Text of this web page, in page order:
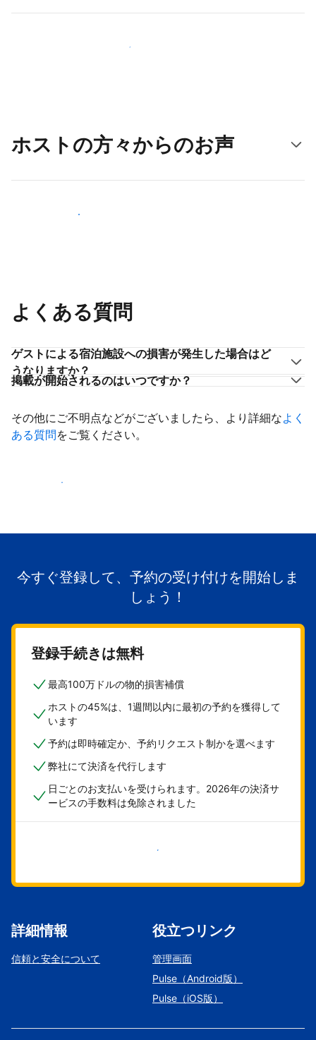
新しいユーザー層に今すぐアプローチする
ホストの方々からのお声
ホストとして登録する
よくある質問
ゲストによる宿泊施設への損害が発生した場合はど
うなりますか？
掲載が開始されるのはいつですか？
その他にご不明点などがございましたら、より詳細なよく
ある質問をご覧ください。
掲載を開始する
今すぐ登録して、予約の受け付けを開始しま
しょう！
登録手続きは無料
最高100万ドルの物的損害補償
ホストの45%は、1週間以内に最初の予約を獲得して
います
予約は即時確定か、予約リクエスト制かを選べます
弊社にて決済を代行します
日ごとのお支払いを受けられます。2026年の決済サ
ービスの手数料は免除されました
今すぐ始める
詳細情報
信頼と安全について
役立つリンク
管理画面
Pulse（Android版）
Pulse（iOS版）